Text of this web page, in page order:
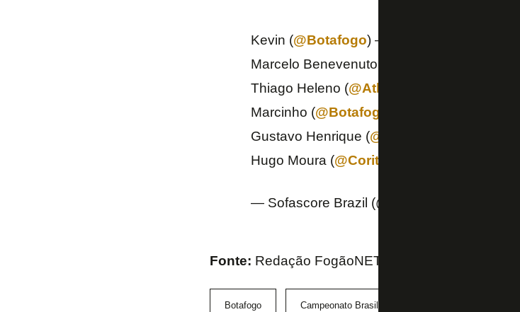
Kevin (@Botafogo) – 5
Marcelo Benevenuto (
Thiago Heleno (@AthleticoPR
Marcinho (@Botafogo
Gustavo Henrique (@Flamengo
Hugo Moura (@Coritiba
— Sofascore Brazil (@SofascoreBR)
Fonte: Redação FogãoNET
Botafogo Campeonato Brasileiro